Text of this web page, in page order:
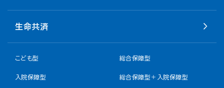
生命共済
こども型 総合保障型
入院保障型 総合保障型＋入院保障型